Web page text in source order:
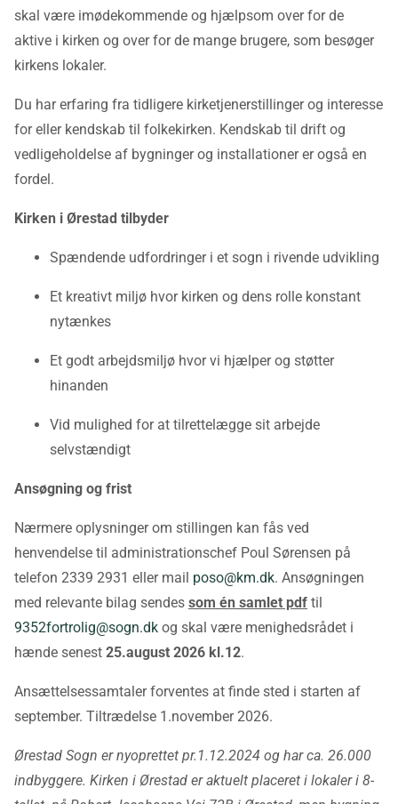
skal være imødekommende og hjælpsom over for de
aktive i kirken og over for de mange brugere, som besøger
kirkens lokaler.
Du har erfaring fra tidligere kirketjenerstillinger og interesse
for eller kendskab til folkekirken. Kendskab til drift og
vedligeholdelse af bygninger og installationer er også en
fordel.
Kirken i Ørestad tilbyder
Spændende udfordringer i et sogn i rivende udvikling
Et kreativt miljø hvor kirken og dens rolle konstant
nytænkes
Et godt arbejdsmiljø hvor vi hjælper og støtter
hinanden
Vid mulighed for at tilrettelægge sit arbejde
selvstændigt
Ansøgning og frist
Nærmere oplysninger om stillingen kan fås ved
henvendelse til administrationschef Poul Sørensen på
telefon 2339 2931 eller mail poso@km.dk. Ansøgningen
med relevante bilag sendes som én samlet pdf til
9352fortrolig@sogn.dk og skal være menighedsrådet i
hænde senest 25.august 2026 kl.12.
Ansættelsessamtaler forventes at finde sted i starten af
september. Tiltrædelse 1.november 2026.
Ørestad Sogn er nyoprettet pr.1.12.2024 og har ca. 26.000
indbyggere. Kirken i Ørestad er aktuelt placeret i lokaler i 8-